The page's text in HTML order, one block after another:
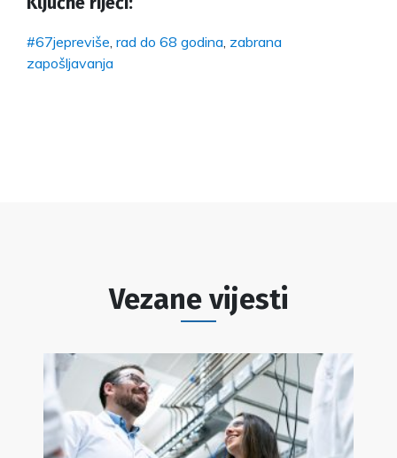
#67jepreviše rad do 68 godina zabrana
zapošljavanja
Vezane vijesti